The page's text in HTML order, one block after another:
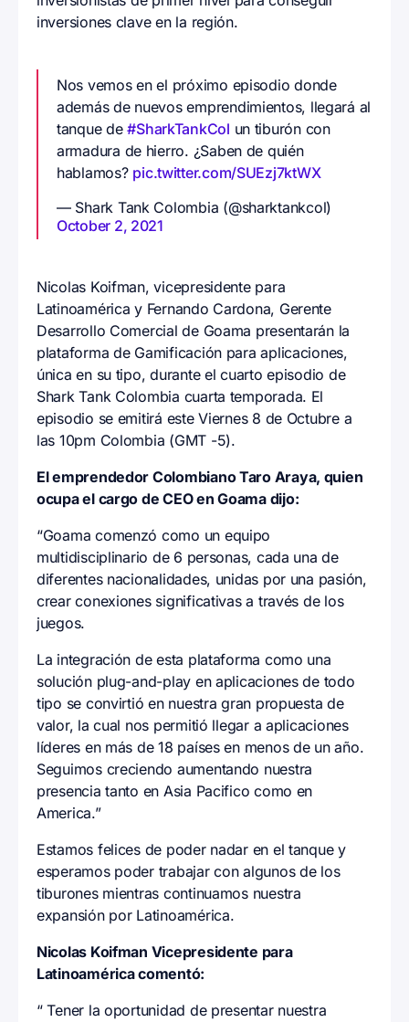
inversiones clave en la región.
Nos vemos en el próximo episodio donde
además de nuevos emprendimientos, llegará al
tanque de#SharkTankCol un tiburón con
armadura de hierro. ¿Saben de quién
hablamos? pic.twitter.com/SUEzj7ktWX
— Shark Tank Colombia (@sharktankcol)
October 2, 2021
Nicolas Koifman, vicepresidente para
Latinoamérica y Fernando Cardona, Gerente
Desarrollo Comercial de Goama presentarán la
plataforma de Gamificación para aplicaciones,
única en su tipo, durante el cuarto episodio de
Shark Tank Colombia cuarta temporada. El
episodio se emitirá este Viernes 8 de Octubre a
las 10pm Colombia (GMT -5).
El emprendedor Colombiano Taro Araya, quien
ocupa el cargo de CEO en Goama dijo:
“Goama comenzó como un equipo
multidisciplinario de 6 personas, cada una de
diferentes nacionalidades, unidas por una pasión,
crear conexiones significativas a través de los
juegos.
La integración de esta plataforma como una
solución plug-and-play en aplicaciones de todo
tipo se convirtió en nuestra gran propuesta de
valor, la cual nos permitió llegar a aplicaciones
líderes en más de 18 países en menos de un año.
Seguimos creciendo aumentando nuestra
presencia tanto en Asia Pacifico como en
America.”
Estamos felices de poder nadar en el tanque y
esperamos poder trabajar con algunos de los
tiburones mientras continuamos nuestra
expansión por Latinoamérica.
Nicolas Koifman Vicepresidente para
Latinoamérica comentó:
“ Tener la oportunidad de presentar nuestra